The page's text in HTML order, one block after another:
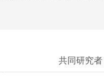
共同研究者